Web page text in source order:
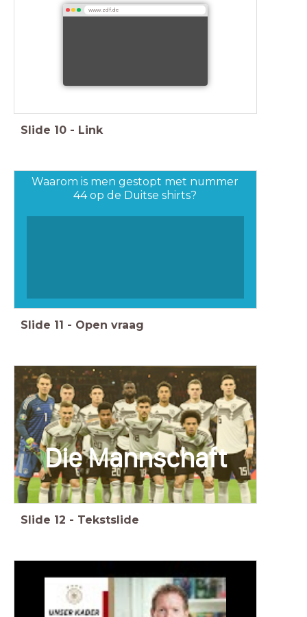
www.zdf.de
Slide 10 - Link
Waarom is men gestopt met nummer
44 op de Duitse shirts?
Slide 11 - Open vraag
Die Mannschaft
Slide 12 - Tekstslide